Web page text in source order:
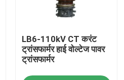
LB6-110kV CT करंट
ट्रांसफार्मर हाई वोल्टेज पावर
ट्रांसफार्मर